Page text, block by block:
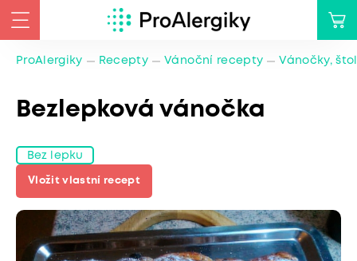
ProAlergiky Recepty Vánoční recepty Vánočky,
Bezlepková vánočka
Bez lepku
Vložit vlastní recept